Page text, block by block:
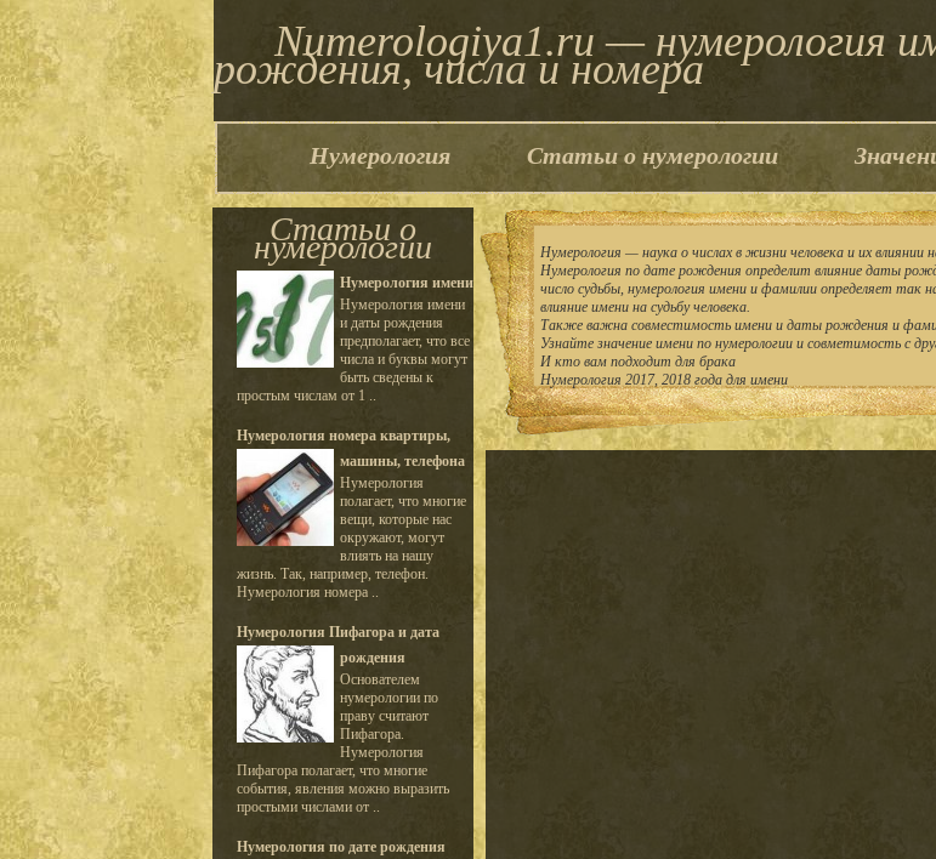
Numerologiya1.ru — нумерология
рождения, числа и номера
Нумерология Статьи о нумерологии
Статьи о
нумерологии
Нумерология имени
Нумерология имени
и даты рождения
предполагает, что все
числа и буквы могут
быть сведены к
простым числам от 1 ..
Нумерология номера квартиры,
машины, телефона
Нумерология
полагает, что многие
вещи, которые нас
окружают, могут
влиять на нашу
жизнь. Так, например, телефон.
Нумерология номера ..
Нумерология Пифагора и дата
рождения
Основателем
нумерологии по
праву считают
Пифагора.
Нумерология
Пифагора полагает, что многие
события, явления можно выразить
простыми числами от ..
Нумерология по дате рождения
Нумерология — наука о числах в жизни человека и их влиянии
Нумерология по дате рождения определит влияние даты
число судьбы, нумерология имени и фамилии определяет так
влияние имени на судьбу человека.
Также важна совместимость имени и даты рождения и
Узнайте значение имени по нумерологии и совметимость с
И кто вам подходит для брака
Нумерология 2017, 2018 года для имени